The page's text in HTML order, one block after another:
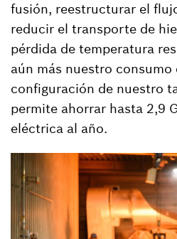
fusión, reestructurar el
reducir el transporte de
pérdida de temperatura
aún más nuestro consumo
configuración de nuestro
permite ahorrar hasta 2,9
eléctrica al año.